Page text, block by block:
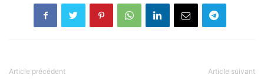
Article précédent Article suivant